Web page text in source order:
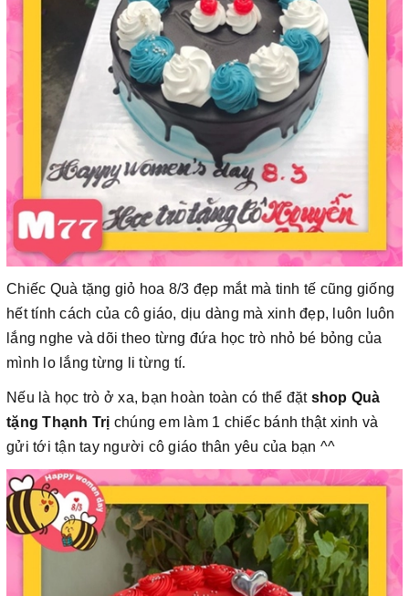
Chiếc Quà tặng giỏ hoa 8/3 đẹp mắt mà tinh tế cũng giống
hết tính cách của cô giáo, dịu dàng mà xinh đẹp, luôn luôn
lắng nghe và dõi theo từng đứa học trò nhỏ bé bỏng của
mình lo lắng từng li từng tí.
Nếu là học trò ở xa, bạn hoàn toàn có thể đặt shop Quà
tặng Thạnh Trị chúng em làm 1 chiếc bánh thật xinh và
gửi tới tận tay người cô giáo thân yêu của bạn ^^